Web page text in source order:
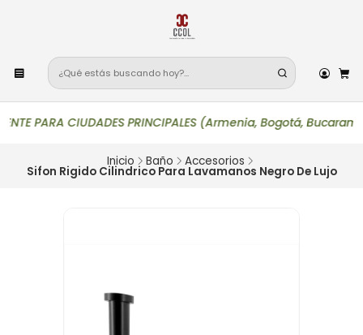
PARA CIUDADES PRINCIPALES (Armenia, Bogotá,
Inicio Baño Accesorios
Sifon Rigido Cilindrico Para Lavamanos Negro De Lujo